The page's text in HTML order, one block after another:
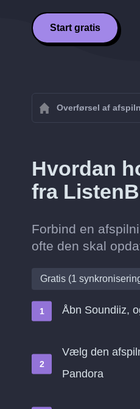
Start gratis
Overførsel af
Hvordan
fra
Forbind en
ofte den skal
Gratis (1
Åbn Soundiiz,
Vælg den
Pandora